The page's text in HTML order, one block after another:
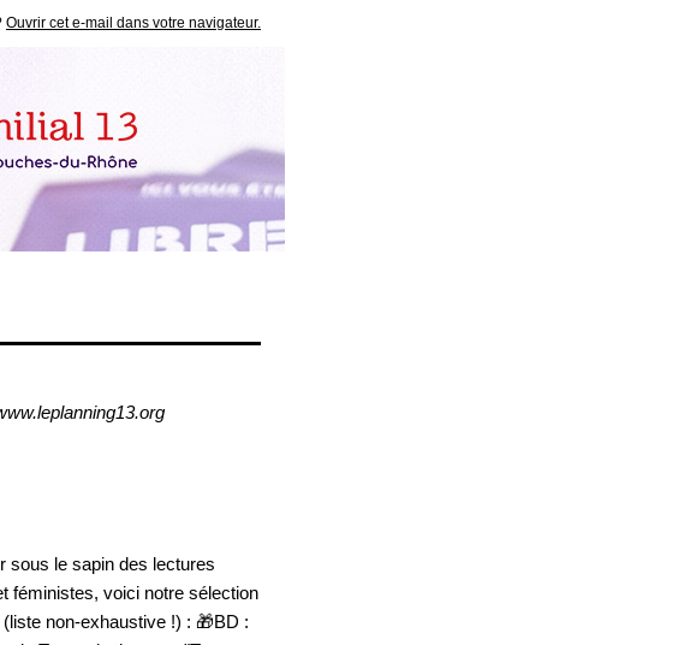
Ouvrir cet e-mail dans votre navigateur.
sous le sapin des lectures
féministes, voici notre sélection
non-exhaustive !) : 🎁BD :